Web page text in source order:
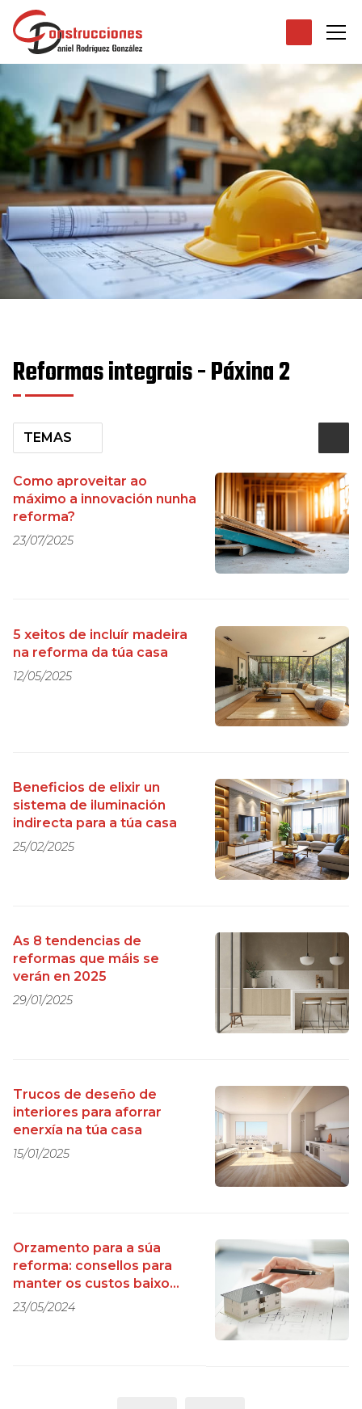
Reformas integrais - Páxina 2
TEMAS
Como aproveitar ao
máximo a innovación nunha
reforma?
23/07/2025
5 xeitos de incluír madeira
na reforma da túa casa
12/05/2025
Beneficios de elixir un
sistema de iluminación
indirecta para a túa casa
25/02/2025
As 8 tendencias de
reformas que máis se
verán en 2025
29/01/2025
Trucos de deseño de
interiores para aforrar
enerxía na túa casa
15/01/2025
Orzamento para a súa
reforma: consellos para
manter os custos baixo
control
23/05/2024